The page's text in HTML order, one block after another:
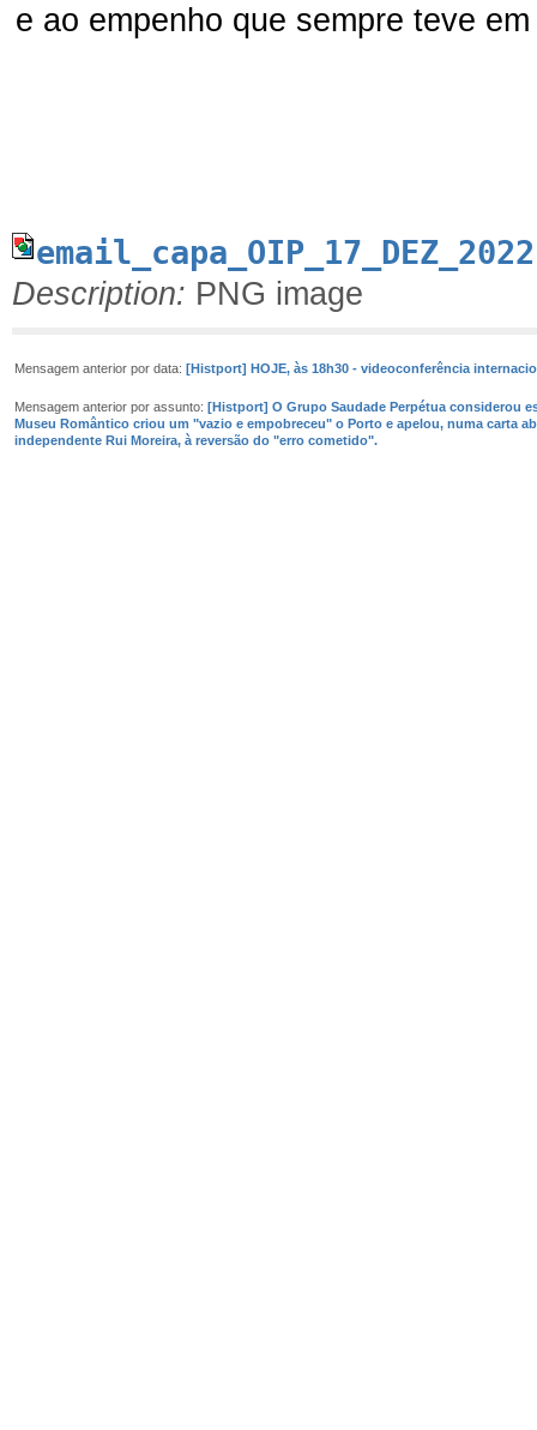
e ao empenho que sempre teve
Description: PNG image
Mensagem anterior por data: [Histport] HOJE, às 18h30 - videoconferência
Mensagem anterior por assunto: [Histport] O Grupo Saudade Perpétua considerou
Museu Romântico criou um "vazio e empobreceu" o Porto e apelou, numa carta
independente Rui Moreira, à reversão do "erro cometido".